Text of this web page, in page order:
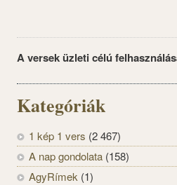
A versek üzleti célú
Kategóriák
1 kép 1 vers (2 467)
A nap gondolata (158)
AgyRímek (1)